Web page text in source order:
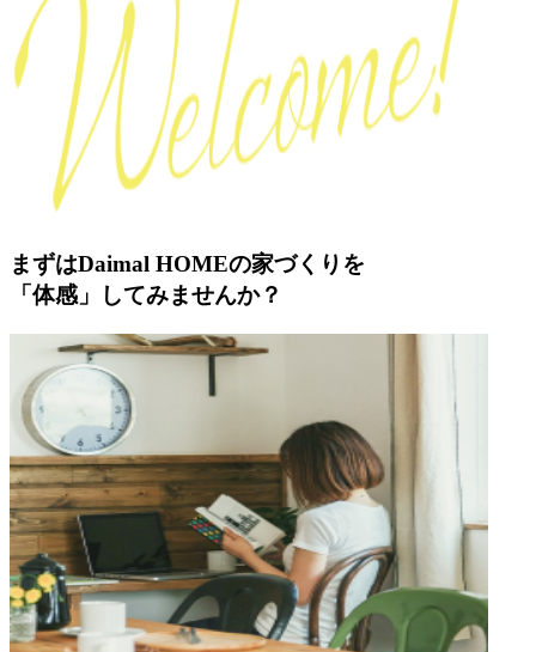
まずはDaimal HOMEの家づくりを
「体感」してみませんか？